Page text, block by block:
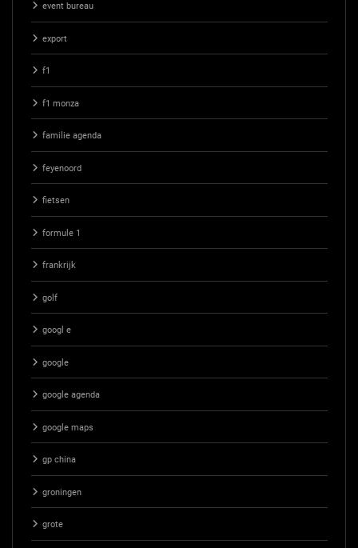
event bureau
export
f1
f1 monza
familie agenda
feyenoord
fietsen
formule 1
frankrijk
golf
googl e
google
google agenda
google maps
gp china
groningen
grote